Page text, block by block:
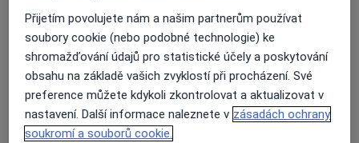
DŮVĚRA a POCHOPENÍ - v bezpečném a klidném
prostředí se můžete svěřit s čímkoliv, co Vás tíží a vše
zůstane vždy pouze mezi námi.
ODBORNOST: Psychologem jsem již 17 let. Mám
zkušnosti s prací s dětmi, dospívajícími i dospělými v
oblasti poradenství, diagnostiky, krizové intervence i
terapeutické péče.
SOUKROMÍ: Pracuji pro své klienty. Nikoliv pro
VíceO mně
Odborník na:
Dětská psychologie
Psychosomatika
Přijetím povolujete nám a našim partnerům používat
soubory cookie (nebo podobné technologie) ke
shromažďování údajů pro statistické účely a poskytování
obsahu na základě vašich zvyklostí při procházení. Své
preference můžete kdykoli zkontrolovat a aktualizovat v
nastavení. Další informace naleznete v zásadách ochrany
soukromí a souborů cookie.